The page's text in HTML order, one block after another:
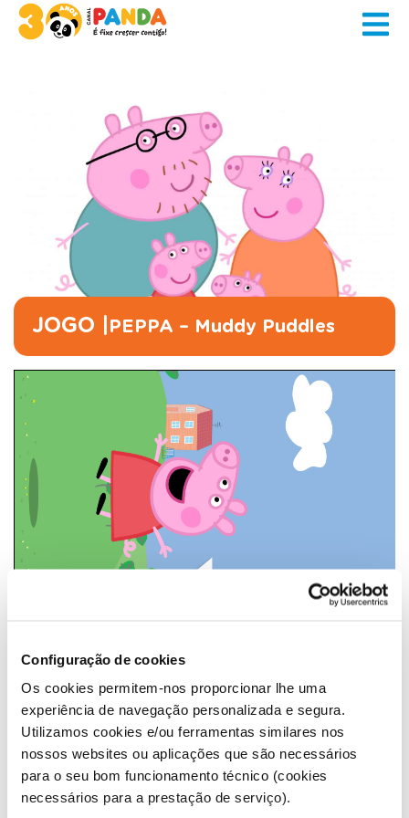
Configuração de cookies
Os cookies permitem-nos proporcionar lhe uma
experiência de navegação personalizada e segura.
Utilizamos cookies e/ou ferramentas similares nos
nossos websites ou aplicações que são necessários
para o seu bom funcionamento técnico (cookies
necessários para a prestação de serviço).
JOGO | PEPPA – Muddy Puddles